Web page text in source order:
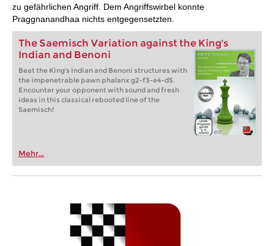
zu gefährlichen Angriff. Dem Angriffswirbel konnte
Praggnanandhaa nichts entgegensetzten.
The Saemisch Variation against the King's
Indian and Benoni
Beat the King's Indian and Benoni structures with
the impenetrable pawn phalanx g2-f3-e4-d5.
Encounter your opponent with sound and fresh
ideas in this classical rebooted line of the
Saemisch!
Mehr...